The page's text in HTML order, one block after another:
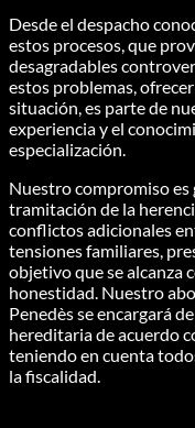
Desde el despacho
estos procesos, que
desagradables
estos problemas,
situación, es parte de
experiencia y el
especialización.
Nuestro compromiso
tramitación de la
conflictos adicionales
tensiones familiares,
objetivo que se alcanza
honestidad. Nuestro
Penedès se encargará
hereditaria de acuerdo
teniendo en cuenta
la fiscalidad.